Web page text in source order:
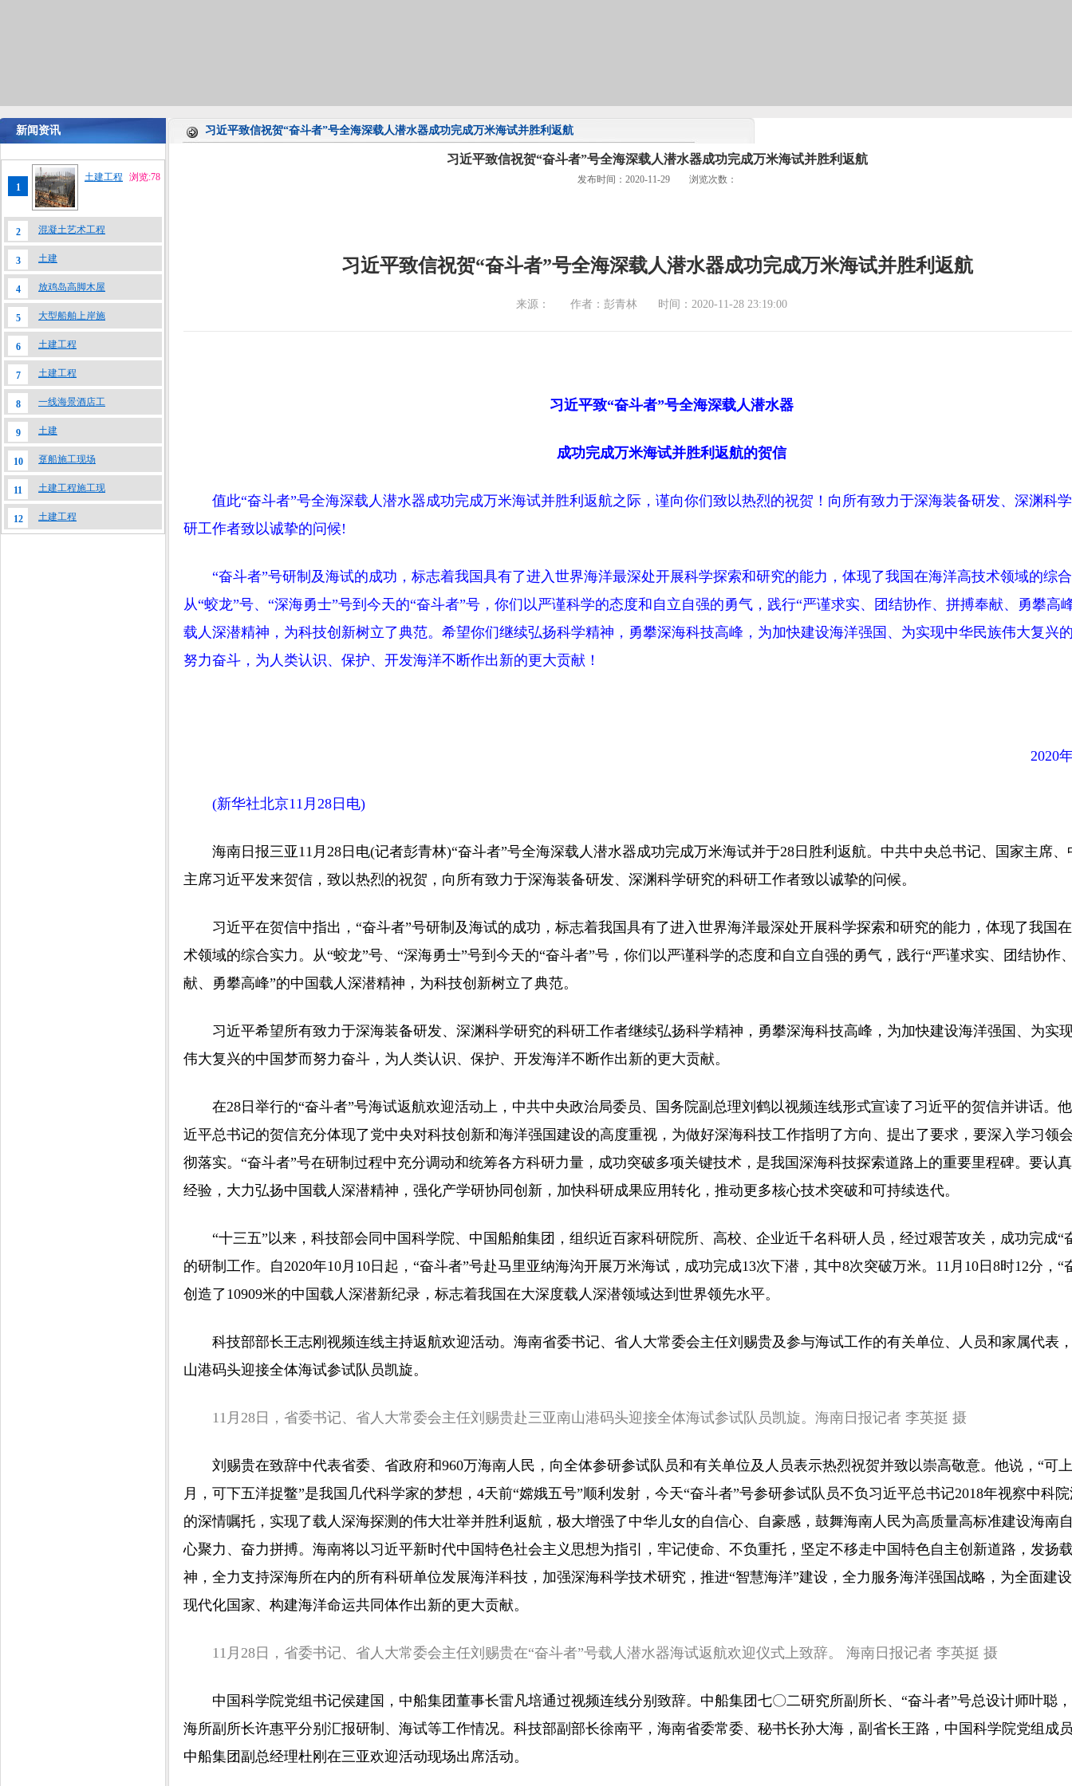
新闻资讯 习近平致信祝贺“奋斗者”号全海深载人潜水器成功完成万米海试并胜利返航
1
土建工程 浏览:78
2 混凝土艺术工程
3 土建
4 放鸡岛高脚木屋
5 大型船舶上岸施
6 土建工程
7 土建工程
8 一线海景酒店工
9 土建
10 趸船施工现场
11 土建工程施工现
12 土建工程
习近平致信祝贺“奋斗者”号全海深载人潜水器成功完成万米海试并胜利返航
发布时间：2020-11-29 浏览次数：
习近平致信祝贺“奋斗者”号全海深载人潜水器成功完成万米海试并胜利返航
来源： 作者：彭青林 时间：2020-11-28 23:19:00
习近平致“奋斗者”号全海深载人潜水器
成功完成万米海试并胜利返航的贺信
值此“奋斗者”号全海深载人潜水器成功完成万米海试并胜利返航之际，谨向你们致以热烈的祝贺！向所有致力于深海装备研发、深渊科
研工作者致以诚挚的问候!
“奋斗者”号研制及海试的成功，标志着我国具有了进入世界海洋最深处开展科学探索和研究的能力，体现了我国在海洋高技术领域的综
从“蛟龙”号、“深海勇士”号到今天的“奋斗者”号，你们以严谨科学的态度和自立自强的勇气，践行“严谨求实、团结协作、拼搏奉献、勇攀高
载人深潜精神，为科技创新树立了典范。希望你们继续弘扬科学精神，勇攀深海科技高峰，为加快建设海洋强国、为实现中华民族伟大复兴
努力奋斗，为人类认识、保护、开发海洋不断作出新的更大贡献！
2020年
(新华社北京11月28日电)
海南日报三亚11月28日电(记者彭青林)“奋斗者”号全海深载人潜水器成功完成万米海试并于28日胜利返航。中共中央总书记、国家主席、
主席习近平发来贺信，致以热烈的祝贺，向所有致力于深海装备研发、深渊科学研究的科研工作者致以诚挚的问候。
习近平在贺信中指出，“奋斗者”号研制及海试的成功，标志着我国具有了进入世界海洋最深处开展科学探索和研究的能力，体现了我国
术领域的综合实力。从“蛟龙”号、“深海勇士”号到今天的“奋斗者”号，你们以严谨科学的态度和自立自强的勇气，践行“严谨求实、团结协作
献、勇攀高峰”的中国载人深潜精神，为科技创新树立了典范。
习近平希望所有致力于深海装备研发、深渊科学研究的科研工作者继续弘扬科学精神，勇攀深海科技高峰，为加快建设海洋强国、为实
伟大复兴的中国梦而努力奋斗，为人类认识、保护、开发海洋不断作出新的更大贡献。
在28日举行的“奋斗者”号海试返航欢迎活动上，中共中央政治局委员、国务院副总理刘鹤以视频连线形式宣读了习近平的贺信并讲话。
近平总书记的贺信充分体现了党中央对科技创新和海洋强国建设的高度重视，为做好深海科技工作指明了方向、提出了要求，要深入学习领
彻落实。“奋斗者”号在研制过程中充分调动和统筹各方科研力量，成功突破多项关键技术，是我国深海科技探索道路上的重要里程碑。要认
经验，大力弘扬中国载人深潜精神，强化产学研协同创新，加快科研成果应用转化，推动更多核心技术突破和可持续迭代。
“十三五”以来，科技部会同中国科学院、中国船舶集团，组织近百家科研院所、高校、企业近千名科研人员，经过艰苦攻关，成功完成“
的研制工作。自2020年10月10日起，“奋斗者”号赴马里亚纳海沟开展万米海试，成功完成13次下潜，其中8次突破万米。11月10日8时12分，“
创造了10909米的中国载人深潜新纪录，标志着我国在大深度载人深潜领域达到世界领先水平。
科技部部长王志刚视频连线主持返航欢迎活动。海南省委书记、省人大常委会主任刘赐贵及参与海试工作的有关单位、人员和家属代表
山港码头迎接全体海试参试队员凯旋。
11月28日，省委书记、省人大常委会主任刘赐贵赴三亚南山港码头迎接全体海试参试队员凯旋。海南日报记者 李英挺 摄
刘赐贵在致辞中代表省委、省政府和960万海南人民，向全体参研参试队员和有关单位及人员表示热烈祝贺并致以崇高敬意。他说，“可
月，可下五洋捉鳖”是我国几代科学家的梦想，4天前“嫦娥五号”顺利发射，今天“奋斗者”号参研参试队员不负习近平总书记2018年视察中科
的深情嘱托，实现了载人深海探测的伟大壮举并胜利返航，极大增强了中华儿女的自信心、自豪感，鼓舞海南人民为高质量高标准建设海南
心聚力、奋力拼搏。海南将以习近平新时代中国特色社会主义思想为指引，牢记使命、不负重托，坚定不移走中国特色自主创新道路，发扬
神，全力支持深海所在内的所有科研单位发展海洋科技，加强深海科学技术研究，推进“智慧海洋”建设，全力服务海洋强国战略，为全面建
现代化国家、构建海洋命运共同体作出新的更大贡献。
11月28日，省委书记、省人大常委会主任刘赐贵在“奋斗者”号载人潜水器海试返航欢迎仪式上致辞。 海南日报记者 李英挺 摄
中国科学院党组书记侯建国，中船集团董事长雷凡培通过视频连线分别致辞。中船集团七〇二研究所副所长、“奋斗者”号总设计师叶聪
海所副所长许惠平分别汇报研制、海试等工作情况。科技部副部长徐南平，海南省委常委、秘书长孙大海，副省长王路，中国科学院党组成
中船集团副总经理杜刚在三亚欢迎活动现场出席活动。